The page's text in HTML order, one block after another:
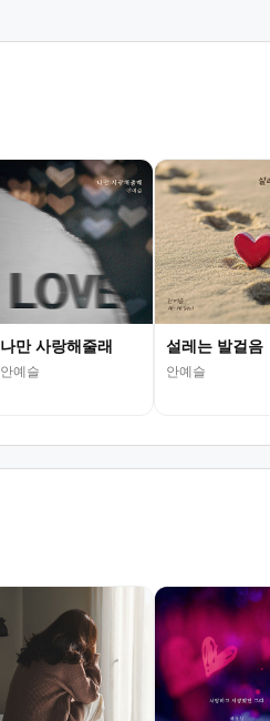
나만 사랑해줄래
안예슬
설레는 발걸음
안예슬